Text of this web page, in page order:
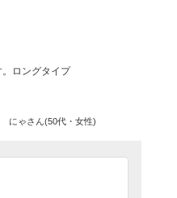
ロングタイプ
にゃさん(50代・女性)